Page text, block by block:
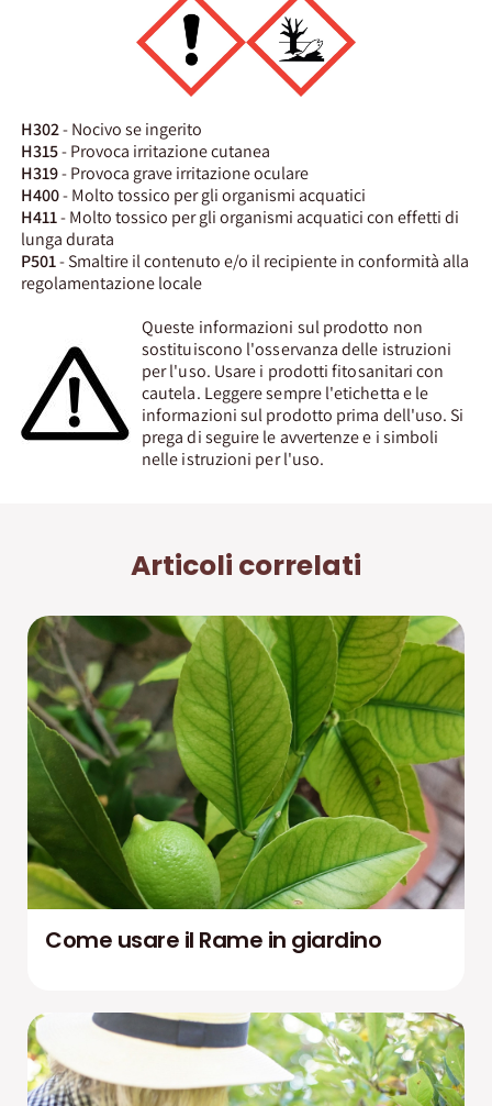
H302- Nocivo se ingerito
H315- Provoca irritazione cutanea
H319- Provoca grave irritazione oculare
H400- Molto tossico per gli organismi acquatici
H411- Molto tossico per gli organismi acquatici con effetti di
lunga durata
P501- Smaltire il contenuto e/o il recipiente in conformità alla
regolamentazione locale
Queste informazioni sul prodotto non
sostituiscono l'osservanza delle istruzioni
per l'uso. Usare i prodotti fitosanitari con
cautela. Leggere sempre l'etichetta e le
informazioni sul prodotto prima dell'uso. Si
prega di seguire le avvertenze e i simboli
nelle istruzioni per l'uso.
Articoli correlati
Come usare il Rame in giardino